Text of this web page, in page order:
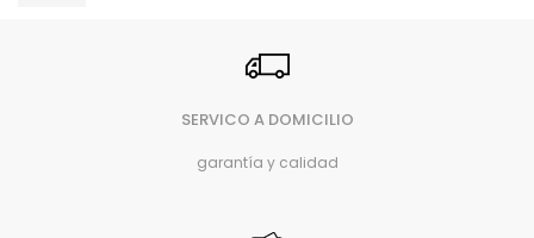
SERVICO A DOMICILIO
garantía y calidad